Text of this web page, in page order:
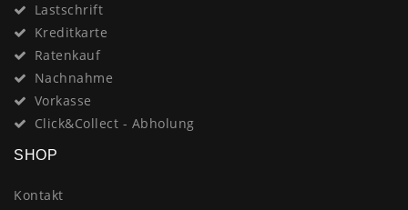
Lastschrift
Kreditkarte
Ratenkauf
Nachnahme
Vorkasse
Click&Collect - Abholung
SHOP
Kontakt